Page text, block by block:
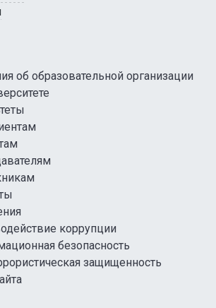
об образовательной организации
коррупции
безопасность
защищенность